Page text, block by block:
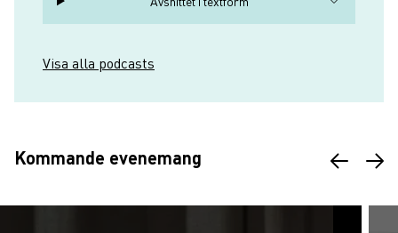
Visa alla podcasts
Kommande evenemang